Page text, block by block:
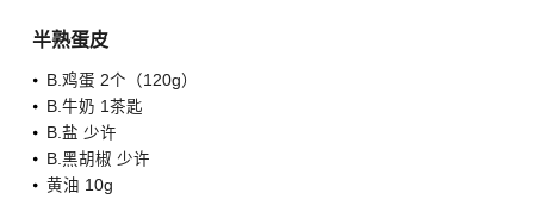
半熟蛋皮
B.鸡蛋 2个（120g）
B.牛奶 1茶匙
B.盐 少许
B.黑胡椒 少许
黄油 10g